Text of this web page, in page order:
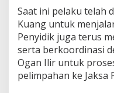
k
k
S
e
o
r
a
Saat ini pelaku telah
Kuang untuk
Penyidik juga terus
serta berkoordinasi
Ogan Ilir untuk
pelimpahan ke Jaksa